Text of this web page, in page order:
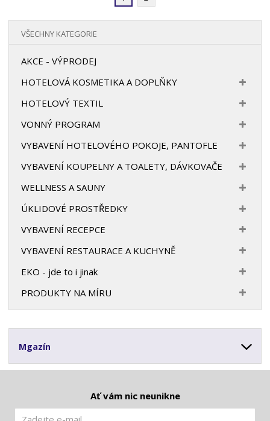
VŠECHNY KATEGORIE
AKCE - VÝPRODEJ
HOTELOVÁ KOSMETIKA A DOPLŇKY
HOTELOVÝ TEXTIL
VONNÝ PROGRAM
VYBAVENÍ HOTELOVÉHO POKOJE, PANTOFLE
VYBAVENÍ KOUPELNY A TOALETY, DÁVKOVAČE
WELLNESS A SAUNY
ÚKLIDOVÉ PROSTŘEDKY
VYBAVENÍ RECEPCE
VYBAVENÍ RESTAURACE A KUCHYNĚ
EKO - jde to i jinak
PRODUKTY NA MÍRU
Mgazín
Ať vám nic neunikne